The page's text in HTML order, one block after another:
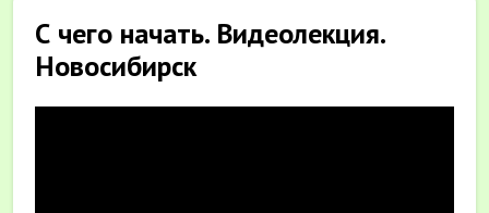
С чего начать. Видеолекция.
Новосибирск